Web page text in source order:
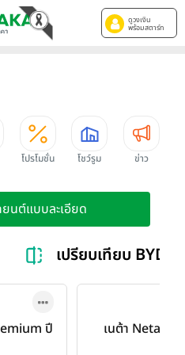
ดูวงเงิน
พร้อมสตาร์ท
โปรโมชั่น โชว์รูม ข่าว
นต์แบบละเอียด
เปรียบเทียบ BYD
ปี
เนต้า Neta V